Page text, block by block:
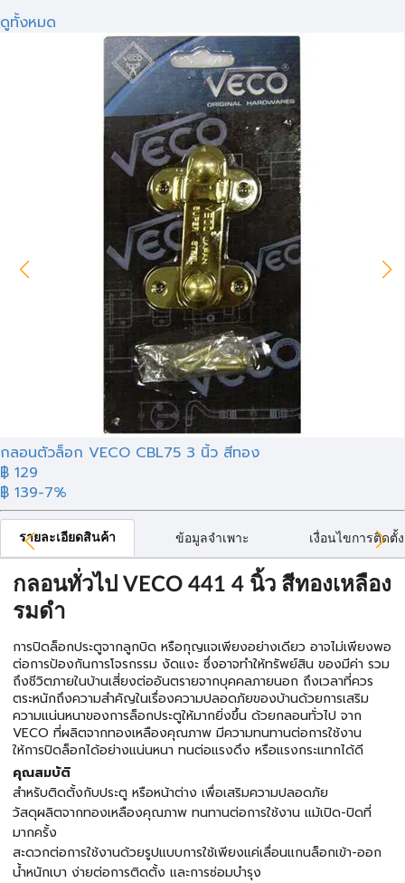
ดูทั้งหมด
กลอนตัวล็อก VECO CBL75 3 นิ้ว สีทอง
฿ 129
฿ 139-7%
รายละเอียดสินค้า ข้อมูลจำเพาะ เงื่อนไขการติดตั้ง
กลอนทั่วไป VECO 441 4 นิ้ว สีทองเหลือง
รมดำ
การปิดล็อกประตูจากลูกบิด หรือกุญแจเพียงอย่างเดียว อาจไม่เพียงพอ
ต่อการป้องกันการโจรกรรม งัดแงะ ซึ่งอาจทำให้ทรัพย์สิน ของมีค่า รวม
ถึงชีวิตภายในบ้านเสี่ยงต่ออันตรายจากบุคคลภายนอก ถึงเวลาที่ควร
ตระหนักถึงความสำคัญในเรื่องความปลอดภัยของบ้านด้วยการเสริม
ความแน่นหนาของการล็อกประตูให้มากยิ่งขึ้น ด้วยกลอนทั่วไป จาก
VECO ที่ผลิตจากทองเหลืองคุณภาพ มีความทนทานต่อการใช้งาน
ให้การปิดล็อกได้อย่างแน่นหนา ทนต่อแรงดึง หรือแรงกระแทกได้ดี
คุณสมบัติ
สำหรับติดตั้งกับประตู หรือหน้าต่าง เพื่อเสริมความปลอดภัย
วัสดุผลิตจากทองเหลืองคุณภาพ ทนทานต่อการใช้งาน แม้เปิด-ปิดที่
มากครั้ง
สะดวกต่อการใช้งานด้วยรูปแบบการใช้เพียงแค่เลื่อนแกนล็อกเข้า-ออก
น้ำหนักเบา ง่ายต่อการติดตั้ง และการซ่อมบำรุง